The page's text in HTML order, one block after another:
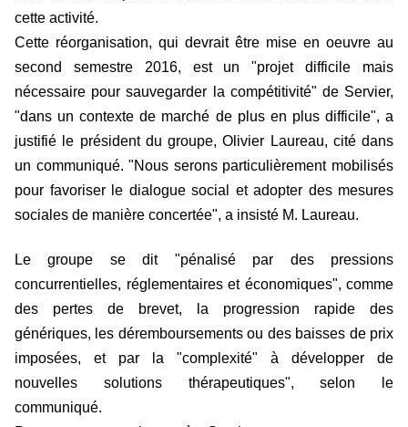
cette activité.
Cette réorganisation, qui devrait être mise en oeuvre au
second semestre 2016, est un "projet difficile mais
nécessaire pour sauvegarder la compétitivité" de Servier,
"dans un contexte de marché de plus en plus difficile", a
justifié le président du groupe, Olivier Laureau, cité dans
un communiqué. "Nous serons particulièrement mobilisés
pour favoriser le dialogue social et adopter des mesures
sociales de manière concertée", a insisté M. Laureau.
Le groupe se dit "pénalisé par des pressions
concurrentielles, réglementaires et économiques", comme
des pertes de brevet, la progression rapide des
génériques, les déremboursements ou des baisses de prix
imposées, et par la "complexité" à développer de
nouvelles solutions thérapeutiques", selon le
communiqué.